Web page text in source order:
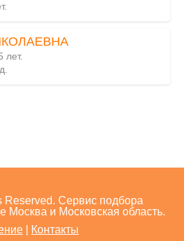
лет.
Сервис подбора
Москва и Московская область.
Контакты